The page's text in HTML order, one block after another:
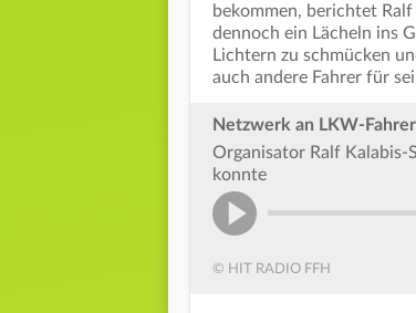
bekommen, berichtet
dennoch ein Lächeln ins
Lichtern zu schmücken
auch andere Fahrer für
Netzwerk an LKW-
Organisator Ralf Kalabis-
konnte
© HIT RADIO FFH